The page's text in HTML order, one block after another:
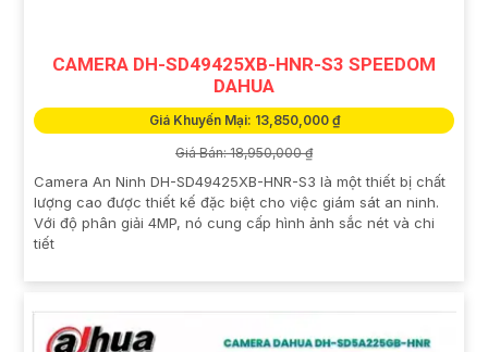
CAMERA DH-SD49425XB-HNR-S3 SPEEDOM
DAHUA
Giá Khuyến Mại: 13,850,000 ₫
Giá Bán: 18,950,000 ₫
Camera An Ninh DH-SD49425XB-HNR-S3 là một thiết bị chất
lượng cao được thiết kế đặc biệt cho việc giám sát an ninh.
Với độ phân giải 4MP, nó cung cấp hình ảnh sắc nét và chi
tiết